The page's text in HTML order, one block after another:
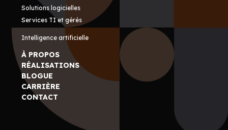
Solutions logicielles
Services TI et gérés
Intelligence artificielle
À PROPOS
RÉALISATIONS
BLOGUE
CARRIÈRE
CONTACT